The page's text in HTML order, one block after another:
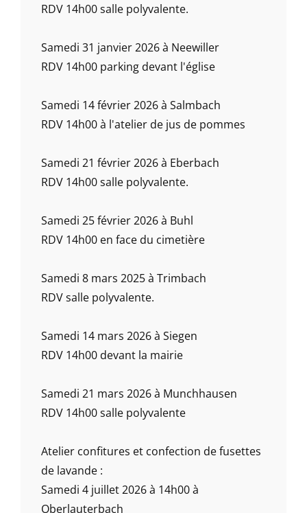
RDV 14h00 salle polyvalente.
Samedi 31 janvier 2026 à Neewiller
RDV 14h00 parking devant l'église
Samedi 14 février 2026 à Salmbach
RDV 14h00 à l'atelier de jus de pommes
Samedi 21 février 2026 à Eberbach
RDV 14h00 salle polyvalente.
Samedi 25 février 2026 à Buhl
RDV 14h00 en face du cimetière
Samedi 8 mars 2025 à Trimbach
RDV salle polyvalente.
Samedi 14 mars 2026 à Siegen
RDV 14h00 devant la mairie
Samedi 21 mars 2026 à Munchhausen
RDV 14h00 salle polyvalente
Atelier confitures et confection de fusettes
de lavande :
Samedi 4 juillet 2026 à 14h00 à
Oberlauterbach